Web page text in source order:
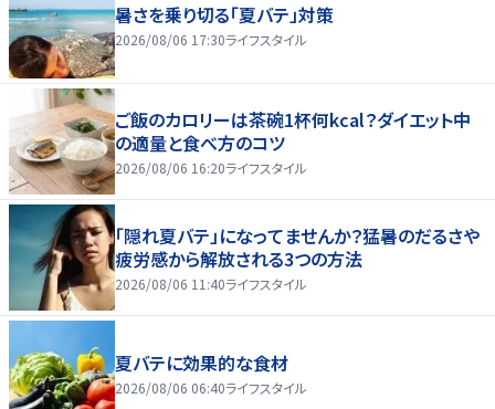
暑さを乗り切る「夏バテ」対策
2026/08/06 17:30ライフスタイル
ご飯のカロリーは茶碗1杯何kcal？ダイエット中
の適量と食べ方のコツ
2026/08/06 16:20ライフスタイル
「隠れ夏バテ」になってませんか？猛暑のだるさや
疲労感から解放される3つの方法
2026/08/06 11:40ライフスタイル
夏バテに効果的な食材
2026/08/06 06:40ライフスタイル